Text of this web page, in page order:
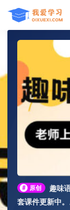
# 原创
趣味
套课件更新中。